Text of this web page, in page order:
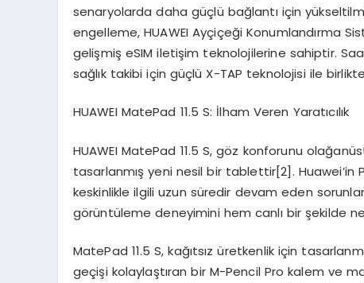
senaryolarda daha güçlü bağlantı için
engelleme, HUAWEI Ayçiçeği Konumlandırma
gelişmiş eSIM iletişim teknolojilerine sahiptir.
sağlık takibi için güçlü X-TAP teknolojisi ile
HUAWEI MatePad 11.5 S: İlham Veren Yaratıcılık
HUAWEI MatePad 11.5 S, göz konforunu
tasarlanmış yeni nesil bir tablettir[2].
keskinlikle ilgili uzun süredir devam eden
görüntüleme deneyimini hem canlı bir şekilde
MatePad 11.5 S, kağıtsız üretkenlik için
geçişi kolaylaştıran bir M-Pencil Pro kalem ve